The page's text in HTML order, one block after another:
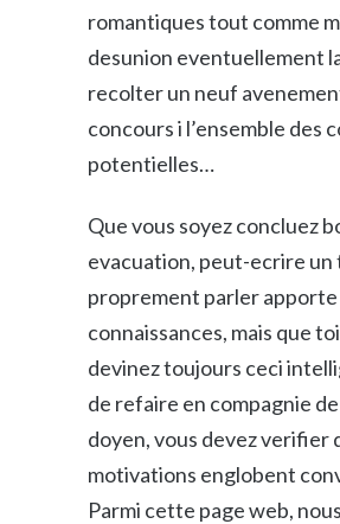
romantiques tout comme
desunion eventuellement
recolter un neuf
concours i l’ensemble des
potentielles…
Que vous soyez concluez
evacuation, peut-ecrire un
proprement parler apporte
connaissances, mais que
devinez toujours ceci
de refaire en compagnie
doyen, vous devez verifier
motivations englobent
Parmi cette page web, nous